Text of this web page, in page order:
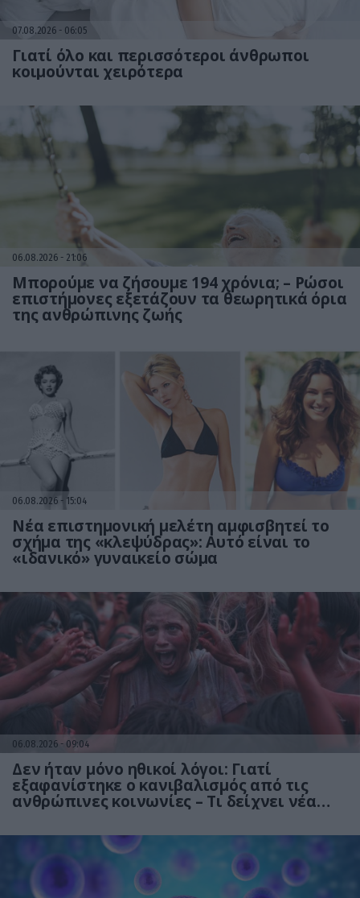
07.08.2026 06:05
Γιατί όλο και περισσότεροι άνθρωποι
κοιμούνται χειρότερα
06.08.2026 21:06
Μπορούμε να ζήσουμε 194 χρόνια; – Ρώσοι
επιστήμονες εξετάζουν τα θεωρητικά όρια
της ανθρώπινης ζωής
06.08.2026 15:04
Νέα επιστημονική μελέτη αμφισβητεί το
σχήμα της «κλεψύδρας»: Αυτό είναι το
«ιδανικό» γυναικείο σώμα
06.08.2026 09:04
Δεν ήταν μόνο ηθικοί λόγοι: Γιατί
εξαφανίστηκε ο κανιβαλισμός από τις
ανθρώπινες κοινωνίες – Τι δείχνει νέα